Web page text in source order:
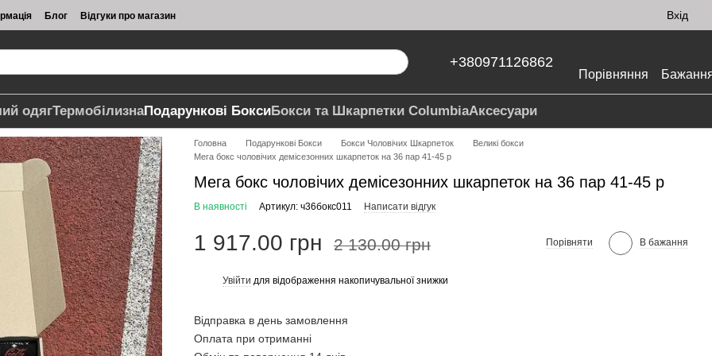
Блог Відгуки про магазин Вхід
+380971126862
Порівняння
одягТермобілизнаПодарункові БоксиБокси та Шкарпетки ColumbiaАксесуари
Головна Подарункові Бокси Бокси Чоловічих Шкарпеток
Великі бокси
Мега бокс чоловічих демісезонних шкарпеток на 36 пар 41-45 р
Мега бокс чоловічих демісезонних шкарпеток на 36 пар 41-45 р
В наявності Артикул: ч36бокс011 Написати відгук
1 917.00 грн 2 130.00 грн Порівняти В бажання
Увійти для відображення накопичувальної знижки
Відправка в день замовлення
Оплата при отриманні